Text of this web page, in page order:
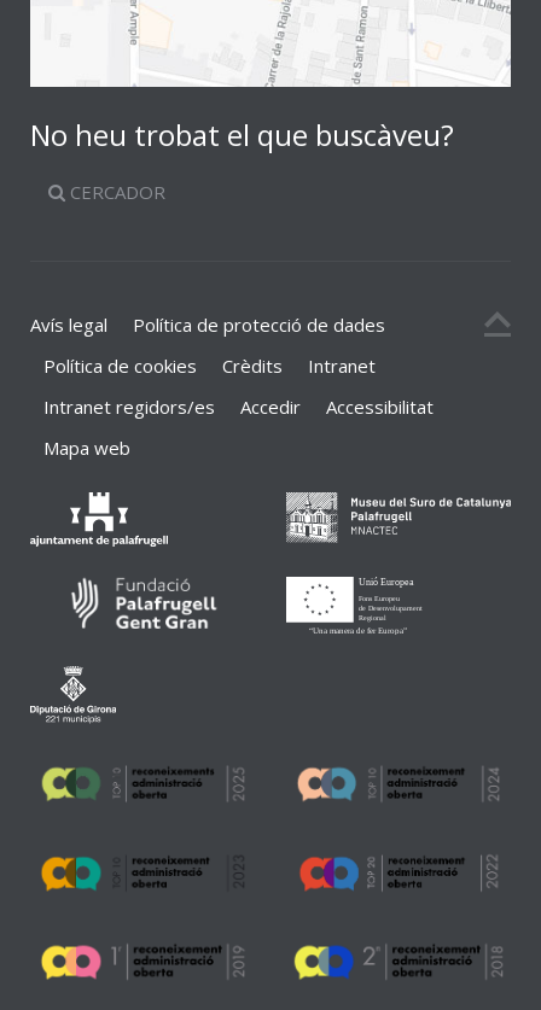
No heu trobat el que buscàveu?
CERCADOR
Avís legal
Política de protecció de dades
Política de cookies
Crèdits
Intranet
Intranet regidors/es
Accedir
Accessibilitat
Mapa web